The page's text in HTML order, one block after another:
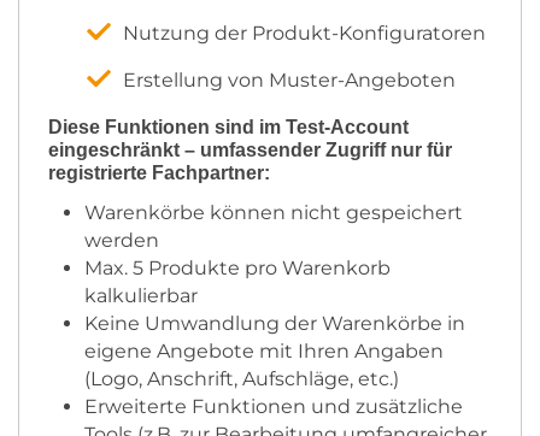
Nutzung der Produkt-Konfiguratoren
Erstellung von Muster-Angeboten
Diese Funktionen sind im Test-Account
eingeschränkt – umfassender Zugriff nur für
registrierte Fachpartner:
Warenkörbe können nicht gespeichert
werden
Max. 5 Produkte pro Warenkorb
kalkulierbar
Keine Umwandlung der Warenkörbe in
eigene Angebote mit Ihren Angaben
(Logo, Anschrift, Aufschläge, etc.)
Erweiterte Funktionen und zusätzliche